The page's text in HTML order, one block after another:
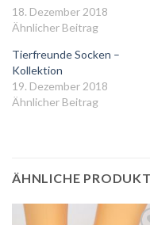
18. Dezember 2018
Ähnlicher Beitrag
Tierfreunde Socken –
Kollektion
19. Dezember 2018
Ähnlicher Beitrag
ÄHNLICHE